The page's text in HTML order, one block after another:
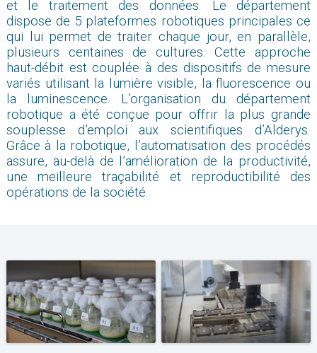
et le traitement des données. Le département
dispose de 5 plateformes robotiques principales ce
qui lui permet de traiter chaque jour, en parallèle,
plusieurs centaines de cultures. Cette approche
haut-débit est couplée à des dispositifs de mesure
variés utilisant la lumière visible, la fluorescence ou
la luminescence. L’organisation du département
robotique a été conçue pour offrir la plus grande
souplesse d’emploi aux scientifiques d’Alderys.
Grâce à la robotique, l’automatisation des procédés
assure, au-delà de l’amélioration de la productivité,
une meilleure traçabilité et reproductibilité des
opérations de la société.